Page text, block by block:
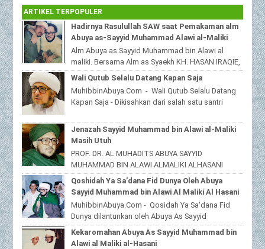
ARTIKEL TERPOPULER
Hadirnya Rasulullah SAW saat Pemakaman alm
Abuya as-Sayyid Muhammad Alawi al-Maliki
Alm Abuya as Sayyid Muhammad bin Alawi al
maliki. Bersama Alm as Syaekh KH. HASAN IRAQIE,
Ponpes Al Haramain duwa' pote Sampang
Madura...
Wali Qutub Selalu Datang Kapan Saja
MuhibbinAbuya.Com - Wali Qutub Selalu Datang
Kapan Saja - Dikisahkan dari salah satu santri
Jenazah Sayyid Muhammad bin Alawi al-Maliki
Masih Utuh
PROF. DR. AL MUHADITS ABUYA SAYYID
MUHAMMAD BIN ALAWI ALMALIKI ALHASANI
MuhibbinAbuya.Com - Jenazah Sayyid
Muhammad bin Alawi al-Malik...
Qoshidah Ya Sa'dana Fid Dunya Oleh Abuya
Sayyid Muhammad bin Alawi Al Maliki Al Hasani
MuhibbinAbuya.Com - Qosidah Ya Sa'dana Fid
Dunya dilantunkan oleh Abuya As Sayyid
Muhammad Alawi Al Maliki Al Hasani ra. Qoshidah
beri...
Kekaromahan Abuya As Sayyid Muhammad bin
Alawi al Maliki al-Hasani